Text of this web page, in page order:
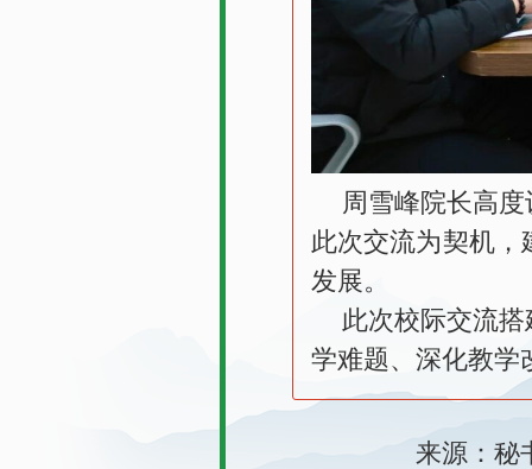
周雪峰院长高
此次交流为契机
发展。
此次校际交流
学难题、深化教学
来源：秘书